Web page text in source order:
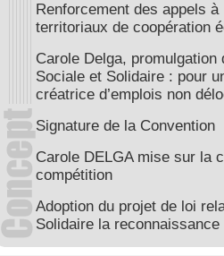
Renforcement des appels
territoriaux de coopération
Carole Delga, promulgation
Sociale et Solidaire : pour
créatrice d’emplois non
Signature de la Convention
Carole DELGA mise sur la
compétition
Adoption du projet de loi
Solidaire la